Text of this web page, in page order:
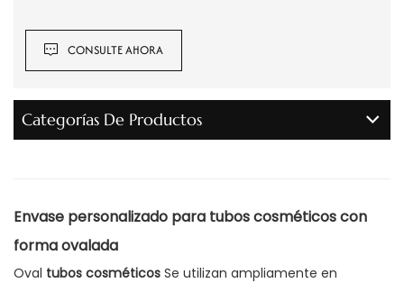
CONSULTE AHORA
Categorías De Productos
Envase personalizado para tubos cosméticos con
forma ovalada
Oval tubos cosméticos Se utilizan ampliamente en